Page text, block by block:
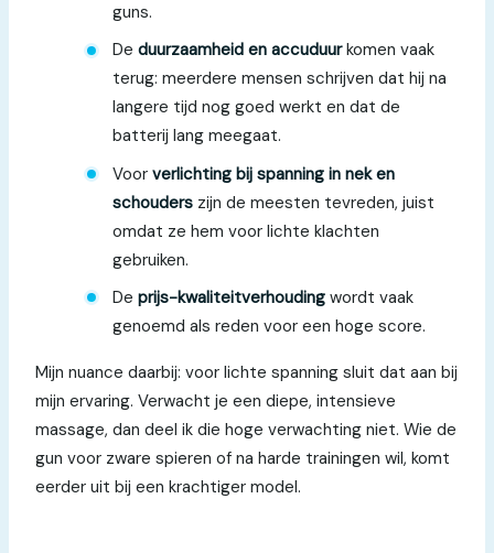
guns.
Deduurzaamheid en accuduurkomen vaak
terug: meerdere mensen schrijven dat hij na
langere tijd nog goed werkt en dat de
batterij lang meegaat.
Voorverlichting bij spanning in nek en
schouders zijn de meesten tevreden, juist
omdat ze hem voor lichte klachten
gebruiken.
Deprijs-kwaliteitverhouding wordt vaak
genoemd als reden voor een hoge score.
Mijn nuance daarbij: voor lichte spanning sluit dat aan bij
mijn ervaring. Verwacht je een diepe, intensieve
massage, dan deel ik die hoge verwachting niet. Wie de
gun voor zware spieren of na harde trainingen wil, komt
eerder uit bij een krachtiger model.